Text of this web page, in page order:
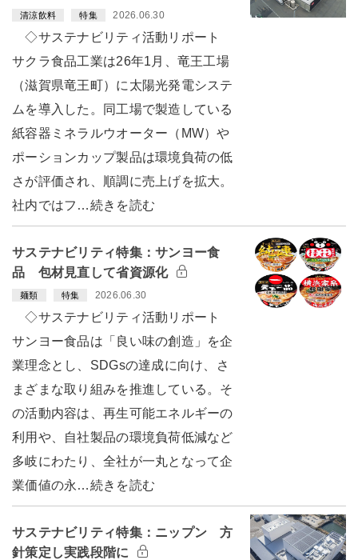
清涼飲料 特集 2026.06.30
◇サステナビリティ活動リポート
サクラ食品工業は26年1月、竜王工場
（滋賀県竜王町）に太陽光発電システ
ムを導入した。同工場で製造している
紙容器ミネラルウオーター（MW）や
ポーションカップ製品は環境負荷の低
さが評価され、順調に売上げを拡大。
社内ではフ…続きを読む
サステナビリティ特集：サンヨー食
品 包材見直して省資源化
麺類 特集 2026.06.30
◇サステナビリティ活動リポート
サンヨー食品は「良い味の創造」を企
業理念とし、SDGsの達成に向け、さ
まざまな取り組みを推進している。そ
の活動内容は、再生可能エネルギーの
利用や、自社製品の環境負荷低減など
多岐にわたり、全社が一丸となって企
業価値の永…続きを読む
サステナビリティ特集：ニップン 方
針策定し実践段階に